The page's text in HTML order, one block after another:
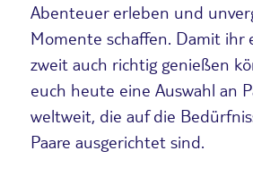
Abenteuer erleben und
Momente schaffen. Damit ihr
zweit auch richtig genießen
euch heute eine Auswahl an
weltweit, die auf die
Paare ausgerichtet sind.